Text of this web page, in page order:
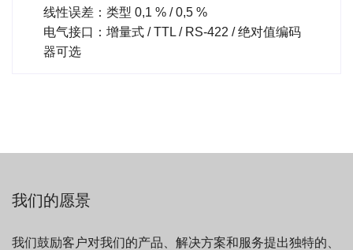
线性误差：类型 0,1 % / 0,5 %
电气接口：增量式 / TTL / RS-422 / 绝对值编码
器可选
我们的愿景
我们鼓励客户对我们的产品、解决方案和服务提出独特的、